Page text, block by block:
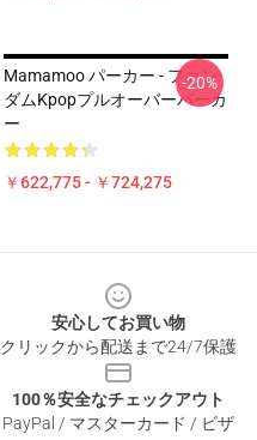
Mamamoo パーカー - ファン
ダムKpopプルオーバーパーカ
ー
￥622,775 - ￥724,275
-20%
安心してお買い物
クリックから配送まで24/7保護
100％安全なチェックアウト
PayPal / マスターカード / ビザ